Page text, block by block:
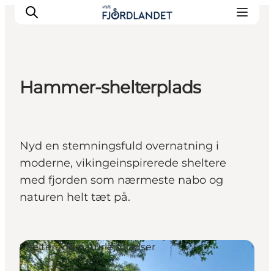
Guides & inspiration
Overnatning
Oplevelser
Hammer-shelterplads
Nyd en stemningsfuld overnatning i
moderne, vikingeinspirerede sheltere
med fjorden som nærmeste nabo og
naturen helt tæt på.
Shelters og naturlejrpladser